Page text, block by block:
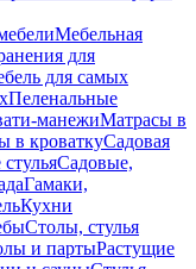
Мебельная
для
для самых
Пеленальные
манежиМатрасы в
в кроваткуСадовая
Садовые,
Гамаки,
Кухни
Столы, стулья
и партыРастущие